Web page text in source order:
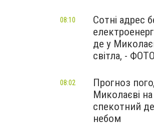
Сотні адрес
де у
світла, - ФОТО
08:10
Прогноз
Миколаєві
спекотний
небом
08:02